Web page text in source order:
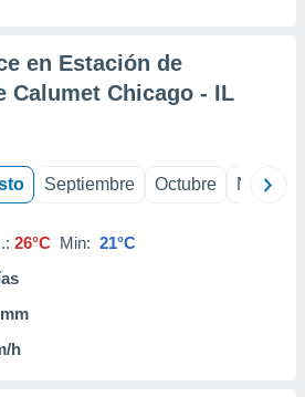
en Estación de
Calumet Chicago - IL
Septiembre Octubre
26°C Min: 21°C
h